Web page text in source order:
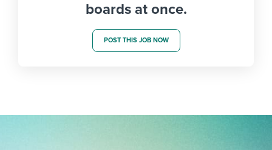
boards at once.
POST THIS JOB NOW